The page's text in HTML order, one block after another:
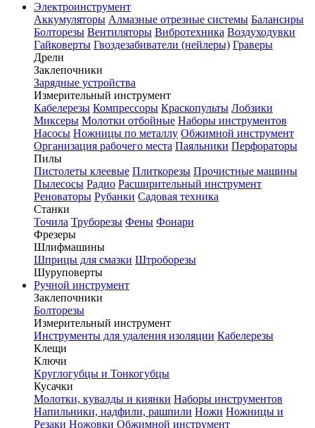
Электроинструмент
Аккумуляторы Алмазные отрезные системы Балансиры
Болторезы Вентиляторы Вибротехника Воздуходувки
Гайковерты Гвоздезабиватели (нейлеры) Граверы
Дрели
Заклепочники
Зарядные устройства
Измерительный инструмент
Кабелерезы Компрессоры Краскопульты Лобзики
Миксеры Молотки отбойные Наборы инструментов
Насосы Ножницы по металлу Обжимной инструмент
Организация рабочего места Паяльники Перфораторы
Пилы
Пистолеты клеевые Плиткорезы Прочистные машины
Пылесосы Радио Расширительный инструмент
Реноваторы Рубанки Садовая техника
Станки
Точила Труборезы Фены Фонари
Фрезеры
Шлифмашины
Шприцы для смазки Штроборезы
Шуруповерты
Ручной инструмент
Заклепочники
Болторезы
Измерительный инструмент
Инструменты для удаления изоляции Кабелерезы
Клещи
Ключи
Круглогубцы и Тонкогубцы
Кусачки
Молотки, кувалды и киянки Наборы инструментов
Напильники, надфили, рашпили Ножи Ножницы и
Резаки Ножовки Обжимной инструмент